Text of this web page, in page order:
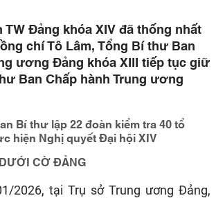
TW Đảng khóa XIV đã thống nhất
chí Tô Lâm, Tổng Bí thư Ban
ương Đảng khóa XIII tiếp tục giữ
Ban Chấp hành Trung ương
Bí thư lập 22 đoàn kiểm tra 40 tổ
hiện Nghị quyết Đại hội XIV
CỜ ĐẢNG
2026, tại Trụ sở Trung ương Đảng,